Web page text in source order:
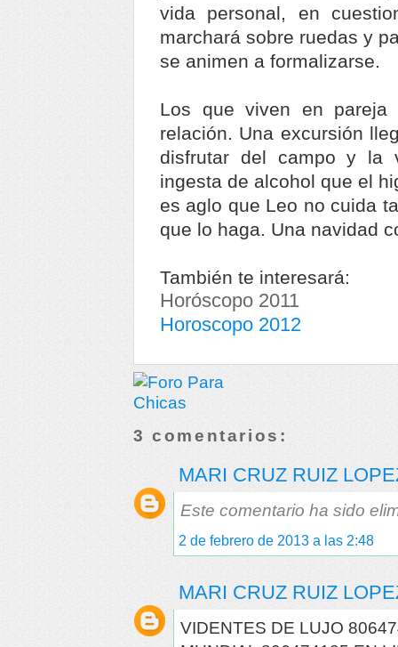
vida personal, en
marchará sobre ruedas y
se animen a formalizarse.
Los que viven en pareja
relación. Una excursión
disfrutar del campo y la
ingesta de alcohol que el
es aglo que Leo no cuida
que lo haga. Una navidad
También te interesará:
Horóscopo 2011
Horoscopo 2012
3 comentarios:
MARI CRUZ RUIZ
Este comentario ha sido
2 de febrero de 2013 a las 2:48
MARI CRUZ RUIZ
VIDENTES DE LUJO